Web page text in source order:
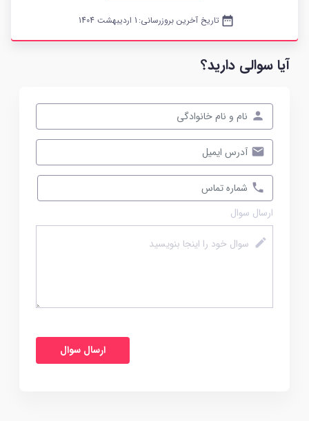
date_range تاریخ آخرین بروزرسانی: 1 اردیبهشت 1404
آیا سوالی دارید؟
ارسال سوال